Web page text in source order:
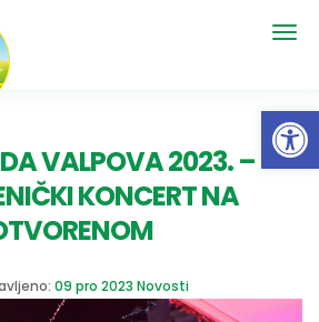
VALPOVA 2023. –
KONCERT NA
09 pro 2023 Novosti